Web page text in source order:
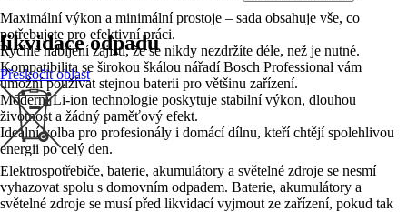
Maximální výkon a minimální prostoje – sada obsahuje vše, co
potřebujete pro efektivní práci.
Rychlé nabíjení zajistí, že se nikdy nezdržíte déle, než je nutné.
Kompatibilita se širokou škálou nářadí Bosch Professional vám
umožní používat stejnou baterii pro většinu zařízení.
Moderní Li‑ion technologie poskytuje stabilní výkon, dlouhou
životnost a žádný paměťový efekt.
Ideální volba pro profesionály i domácí dílnu, kteří chtějí spolehlivou
energii po celý den.
likvidace odpadu
Přeskočit oblast
Elektrospotřebiče, baterie, akumulátory a světelné zdroje se nesmí
vyhazovat spolu s domovním odpadem. Baterie, akumulátory a
světelné zdroje se musí před likvidací vyjmout ze zařízení, pokud tak